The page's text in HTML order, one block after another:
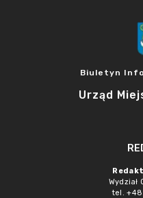
Biuletyn
Urząd
Wydział
tel. +48